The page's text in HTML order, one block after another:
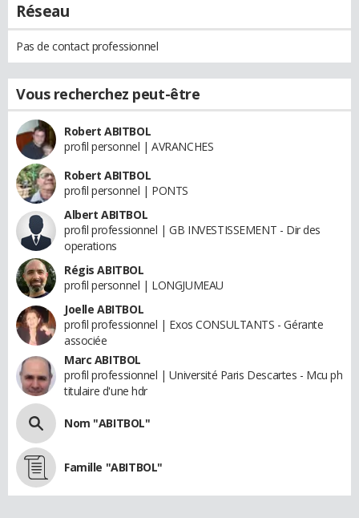
Réseau
Pas de contact professionnel
Vous recherchez peut-être
Robert ABITBOL
profil personnel | AVRANCHES
Robert ABITBOL
profil personnel | PONTS
Albert ABITBOL
profil professionnel | GB INVESTISSEMENT - Dir des
operations
Régis ABITBOL
profil personnel | LONGJUMEAU
Joelle ABITBOL
profil professionnel | Exos CONSULTANTS - Gérante
associée
Marc ABITBOL
profil professionnel | Université Paris Descartes - Mcu ph
titulaire d'une hdr
Nom "ABITBOL"
Famille "ABITBOL"